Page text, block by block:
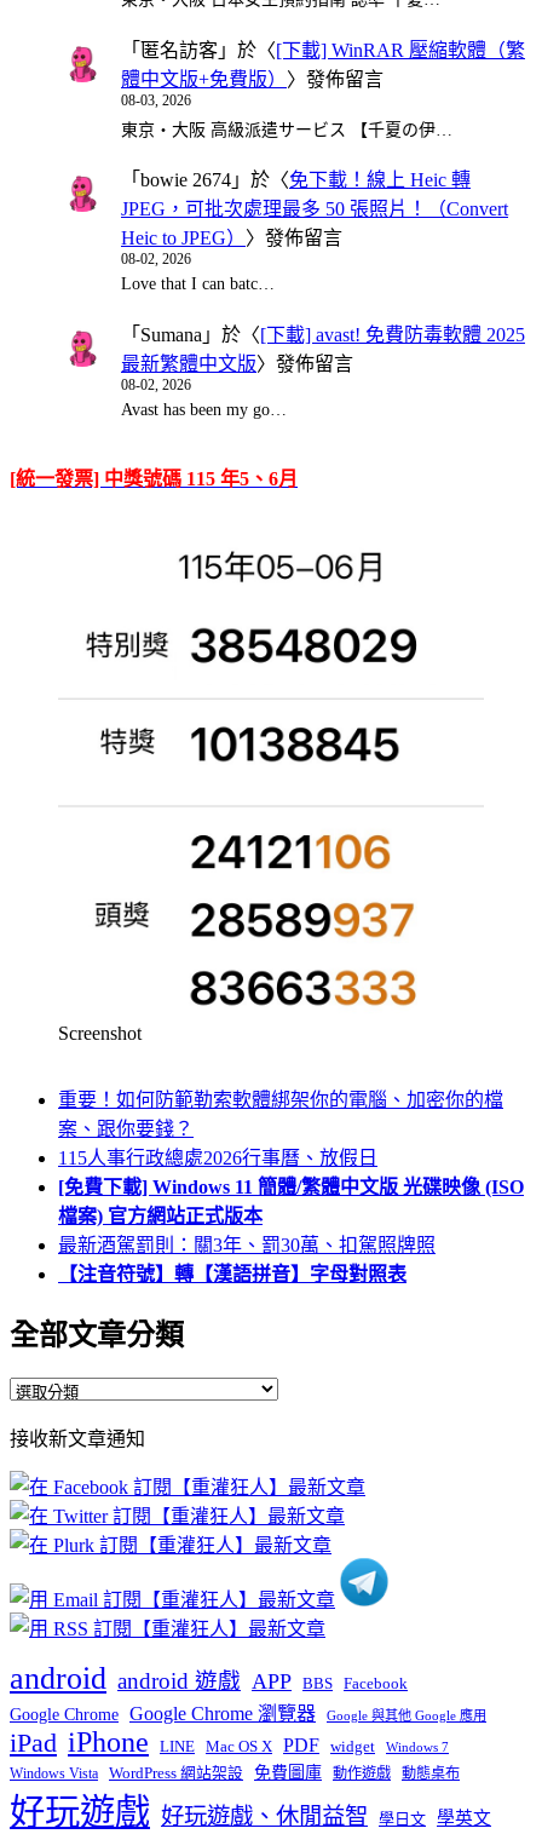
「 匿名訪客 」於〈[下載] WinRAR 壓縮軟體（繁
體中文版+免費版） 〉發佈留言
08-03, 2026
東京・大阪 高級派遣サービス 【千夏の伊…
「 bowie 2674 」於〈免下載！線上 Heic 轉
JPEG，可批次處理最多 50 張照片！（Convert
Heic to JPEG） 〉發佈留言
08-02, 2026
Love that I can batc…
「 Sumana 」於〈[下載] avast! 免費防毒軟體 2025
最新繁體中文版〉發佈留言
08-02, 2026
Avast has been my go…
[統一發票] 中獎號碼 115 年5、6月
Screenshot
重要！如何防範勒索軟體綁架你的電腦、加密你的檔
案、跟你要錢？
115人事行政總處2026行事曆、放假日
[免費下載] Windows 11 簡體/繁體中文版 光碟映像 (ISO
檔案) 官方網站正式版本
最新酒駕罰則：關3年、罰30萬、扣駕照牌照
【注音符號】轉【漢語拼音】字母對照表
全部文章分類
全
文
章
分
類
接收新文章通知
android android 遊戲 APP BBS Facebook
Google Chrome Google Chrome 瀏覽器 Google 與其他 Google 應用
iPad iPhone LINE Mac OS X PDF widget Windows 7
Windows Vista WordPress 網站架設 免費圖庫 動作遊戲 動態桌布
好玩遊戲 好玩遊戲、休閒益智 學日文 學英文